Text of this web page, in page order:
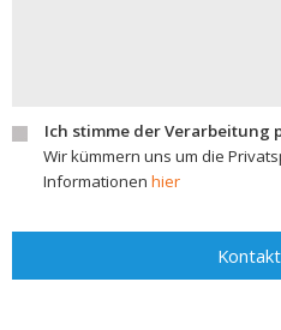
Ich stimme der Verarbeitung
Wir kümmern uns um die
Informationen hier